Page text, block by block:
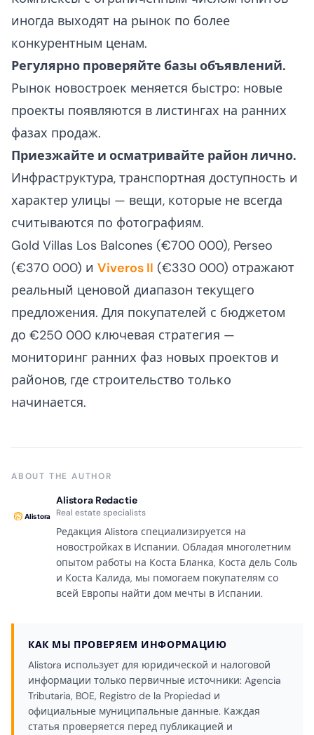
иногда выходят на рынок по более
конкурентным ценам.
Регулярно проверяйте базы объявлений.
Рынок новостроек меняется быстро: новые
проекты появляются в листингах на ранних
фазах продаж.
Приезжайте и осматривайте район лично.
Инфраструктура, транспортная доступность и
характер улицы — вещи, которые не всегда
считываются по фотографиям.
Gold Villas Los Balcones (€700 000), Perseo
(€370 000) и Viveros II (€330 000) отражают
реальный ценовой диапазон текущего
предложения. Для покупателей с бюджетом
до €250 000 ключевая стратегия —
мониторинг ранних фаз новых проектов и
районов, где строительство только
начинается.
ABOUT THE AUTHOR
Alistora Redactie
Real estate specialists
Редакция Alistora специализируется на
новостройках в Испании. Обладая многолетним
опытом работы на Коста Бланка, Коста дель Соль
и Коста Калида, мы помогаем покупателям со
всей Европы найти дом мечты в Испании.
КАК МЫ ПРОВЕРЯЕМ ИНФОРМАЦИЮ
Alistora использует для юридической и налоговой
информации только первичные источники: Agencia
Tributaria, BOE, Registro de la Propiedad и
официальные муниципальные данные. Каждая
статья проверяется перед публикацией и